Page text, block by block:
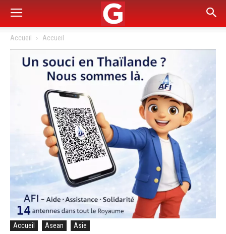
Accueil Accueil
Accueil Asean Asie